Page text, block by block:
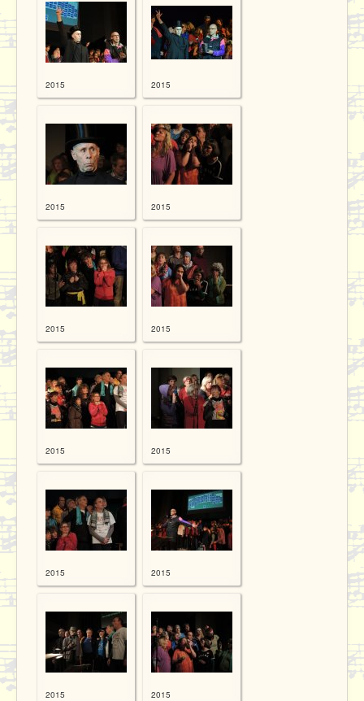
Proben
Kontakt / Datenschutz
2015 2015
2015 2015
2015 2015
2015 2015
2015 2015
2015 2015